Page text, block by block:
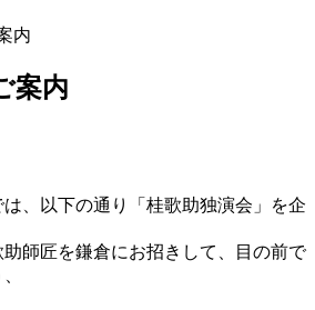
内
案内
は、以下の通り「桂歌助独演会」を企
師匠を鎌倉にお招きして、目の前で